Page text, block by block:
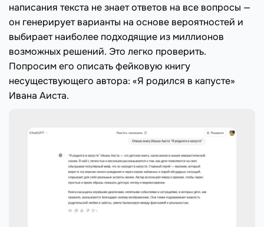
написания текста не знает ответов на все вопросы —
он генерирует варианты на основе вероятностей и
выбирает наиболее подходящие из миллионов
возможных решений. Это легко проверить.
Попросим его описать фейковую книгу
несуществующего автора: «Я родился в капусте»
Ивана Аиста.